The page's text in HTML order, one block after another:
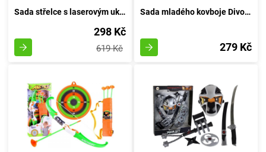
Sada střelce s laserovým ukazovátkem
298 Kč
619 Kč
Sada mladého kovboje Divoký Západ
279 Kč